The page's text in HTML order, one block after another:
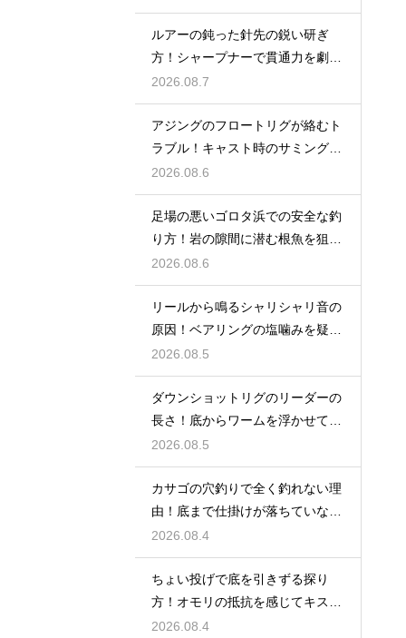
ルアーの鈍った針先の鋭い研ぎ
方！シャープナーで貫通力を劇的
に復活
2026.08.7
アジングのフロートリグが絡むト
ラブル！キャスト時のサミングで
防ぐ
2026.08.6
足場の悪いゴロタ浜での安全な釣
り方！岩の隙間に潜む根魚を狙う
仕掛け
2026.08.6
リールから鳴るシャリシャリ音の
原因！ベアリングの塩噛みを疑っ
て洗浄する
2026.08.5
ダウンショットリグのリーダーの
長さ！底からワームを浮かせてア
ピール
2026.08.5
カサゴの穴釣りで全く釣れない理
由！底まで仕掛けが落ちていない
原因
2026.08.4
ちょい投げで底を引きずる探り
方！オモリの抵抗を感じてキスの
アタリを待つ
2026.08.4